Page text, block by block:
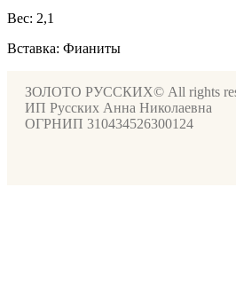
Вес: 2,1
Вставка: Фианиты
ЗОЛОТО РУССКИХ© All rights
ИП Русских Анна Николаевна
ОГРНИП 310434526300124